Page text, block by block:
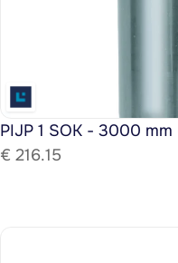
PIJP 1 SOK - 3000
€ 216.15